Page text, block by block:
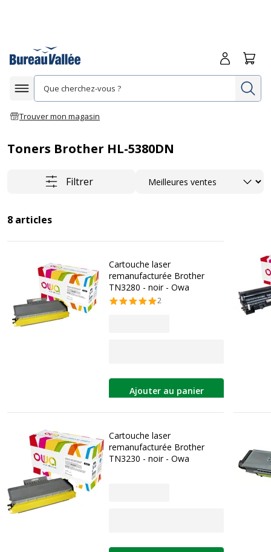
Afficher la navigation
Trouver mon magasin
Me
Toners Brother HL-5380DN
Filtrer Trier
8 articles
Cartouche laser
remanufacturée Brother
TN3280 - noir - Owa
2
Ajouter au panier
Cartouche laser
remanufacturée Brother
TN3230 - noir - Owa